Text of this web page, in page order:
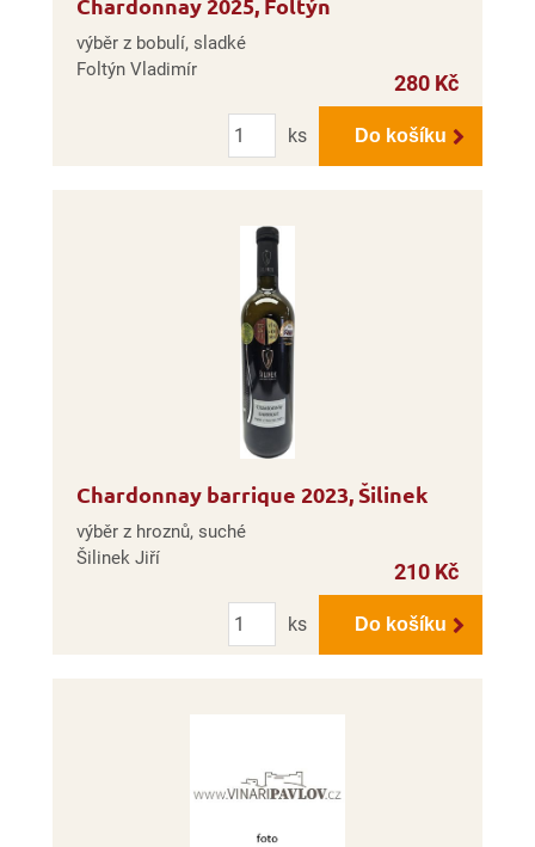
výběr z bobulí, sladké
Foltýn Vladimír
280 Kč
Počet
ks
Do košíku
Chardonnay barrique 2023, Šilinek
výběr z hroznů, suché
Šilinek Jiří
210 Kč
Počet
ks
Do košíku